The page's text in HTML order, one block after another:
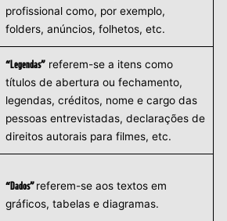
profissional como, por exemplo,
folders, anúncios, folhetos, etc.
“Legendas” referem-se a itens como
títulos de abertura ou fechamento,
legendas, créditos, nome e cargo das
pessoas entrevistadas, declarações de
direitos autorais para filmes, etc.
“Dados”referem-se aos textos em
gráficos, tabelas e diagramas.